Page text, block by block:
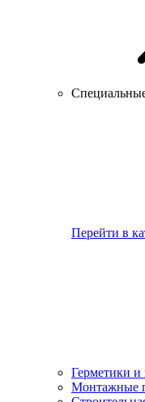
Перейти в
Герметики и
Монтажные